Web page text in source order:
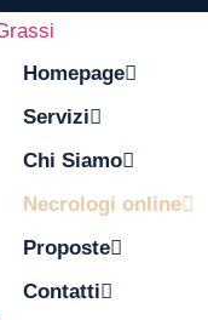
Homepage
Servizi
Chi Siamo
Necrologi online
Proposte
Contatti